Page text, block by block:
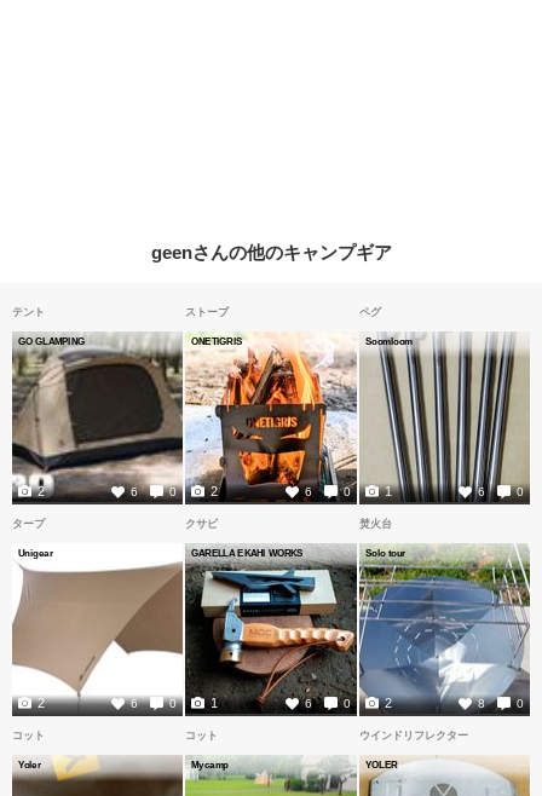
geenさんの他のキャンプギア
テント
GO GLAMPING
6 0
2
ストーブ
ONETIGRIS
6 0
2
ペグ
Soomloom
6 0
1
タープ
Unigear
6 0
2
クサビ
GARELLA EKAHI WORKS
6 0
1
焚火台
Solo tour
8 0
2
コット
Yoler
コット
Mycamp
ウインドリフレクター
YOLER